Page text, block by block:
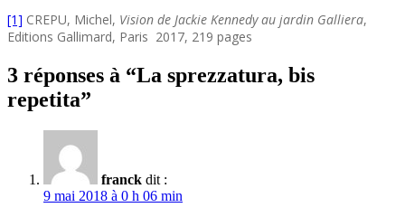
[1] CREPU, Michel, Vision de Jackie Kennedy au jardin Galliera,
Editions Gallimard, Paris 2017, 219 pages
3 réponses à “La sprezzatura, bis
repetita”
franck dit :
9 mai 2018 à 0 h 06 min